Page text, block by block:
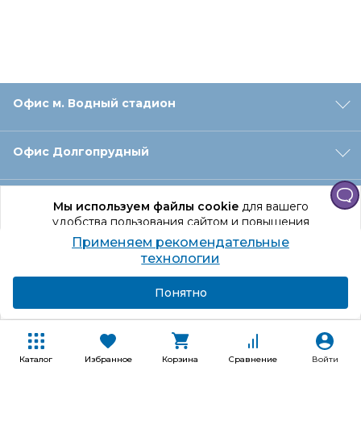
Каталог Избранное Корзина Сравнение Войти
Мы используем файлы cookieдля вашего
удобства пользования сайтом и повышения
качества рекомендаций.
Продолжая использование сайта, вы даете
согласие на обработку персональных данных
Офис м. Водный стадион
Офис Долгопрудный
Офис Санкт‑Петербург
Оформление заказа
Покупателям
Применяем рекомендательные
технологии
Понятно